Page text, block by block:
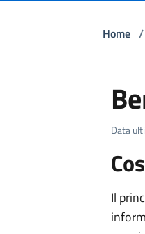
Home /
Data
Il